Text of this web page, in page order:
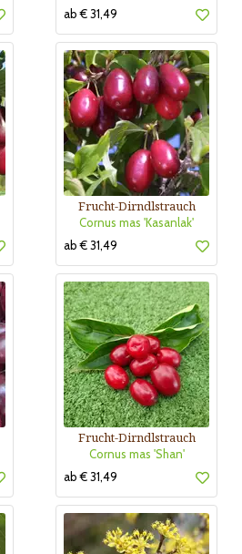
ab € 31,49
Frucht-Dirndlstrauch
Cornus mas 'Kasanlak'
ab € 31,49
Frucht-Dirndlstrauch
Cornus mas 'Shan'
ab € 31,49